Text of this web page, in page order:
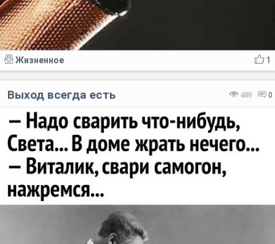
1
Жизненное
489 0
Выход всегда есть